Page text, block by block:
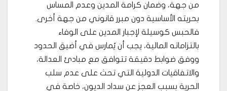
من جهة، وضمان كرامة المدين وعدم المساس
بحريته الأساسية دون مبرر قانوني من جهة أخرى.
فالحبس كوسيلة لإجبار المدين على الوفاء
بالتزاماته المالية، يجب أن يُمارس في أضيق الحدود
ووفق ضوابط دقيقة تتوافق مع مبادئ العدالة،
والاتفاقيات الدولية التي تحث على عدم سلب
الحرية بسبب العجز عن سداد الديون، خاصة في